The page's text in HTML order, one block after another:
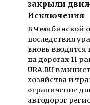
закрыли
Исключения
В Челябинской
последствия
вновь
на дорогах 11
URA.RU в
хозяйства и
ограничение
автодорог